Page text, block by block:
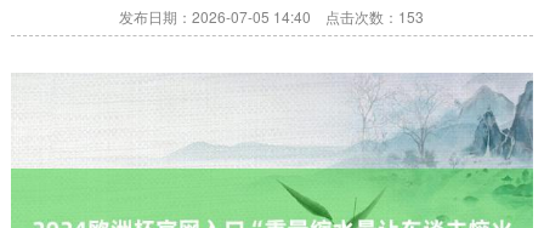
发布日期：2026-07-05 14:40 点击次数：153